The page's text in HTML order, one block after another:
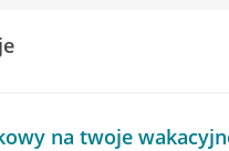
na twoje